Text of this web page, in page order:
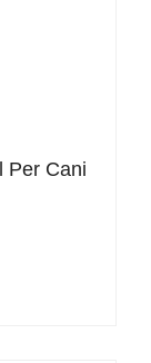
Per Cani